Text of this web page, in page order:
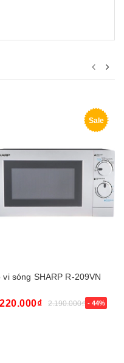
Sale
vi sóng SHARP R-209VN
2.190.000₫ - 44%